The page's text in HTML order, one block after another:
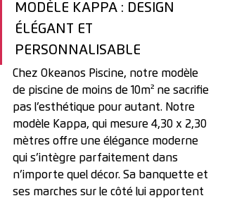
MODÈLE KAPPA : DESIGN
ÉLÉGANT ET
PERSONNALISABLE
Chez Okeanos Piscine, notre modèle
de piscine de moins de 10m² ne sacrifie
pas l’esthétique pour autant. Notre
modèle Kappa, qui mesure 4,30 x 2,30
mètres offre une élégance moderne
qui s’intègre parfaitement dans
n’importe quel décor. Sa banquette et
ses marches sur le côté lui apportent